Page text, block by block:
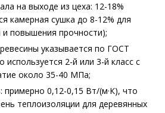
на выходе из цеха: 12-18%
камерная сушка до 8-12% для
и повышения прочности);
указывается по ГОСТ
используется 2-й или 3-й класс с
около 35-40 МПа;
примерно 0,12-0,15 Вт/(м·К), что
теплоизоляции для деревянных